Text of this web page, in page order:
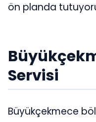
ön planda
Servisi
Büyükçekmece